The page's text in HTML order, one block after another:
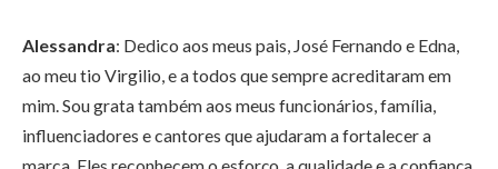
Alessandra: Dedico aos meus pais, José Fernando e Edna,
ao meu tio Virgilio, e a todos que sempre acreditaram em
mim. Sou grata também aos meus funcionários, família,
influenciadores e cantores que ajudaram a fortalecer a